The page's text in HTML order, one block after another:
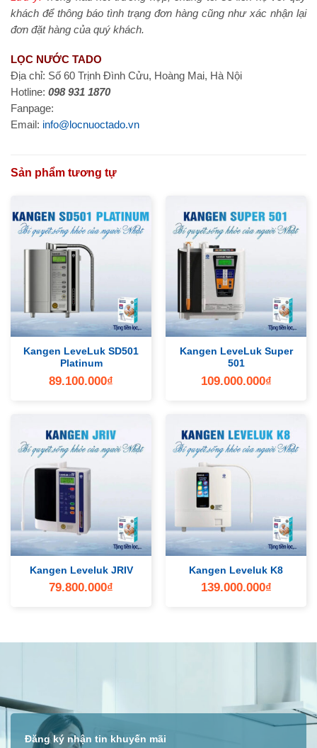
khách để thông báo tình trạng đơn hàng cũng như xác nhận lại
đơn đặt hàng của quý khách.
LỌC NƯỚC TADO
Địa chỉ: Số 60 Trịnh Đình Cửu, Hoàng Mai, Hà Nội
Hotline: 098 931 1870
Fanpage:
Email: info@locnuoctado.vn
Sản phẩm tương tự
Kangen LeveLuk SD501
Platinum
89.100.000₫
Kangen LeveLuk Super
501
109.000.000₫
Kangen Leveluk JRIV
79.800.000₫
Kangen Leveluk K8
139.000.000₫
Đăng ký nhận tin khuyến mãi